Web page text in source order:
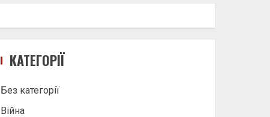
КАТЕГОРІЇ
Без категорії
Війна